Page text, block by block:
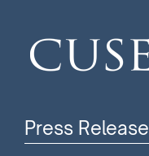
Press Release